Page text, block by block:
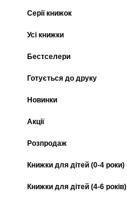
Серії книжок
Усі книжки
Бестселери
Готується до друку
Новинки
Акції
Розпродаж
Книжки для дітей (0-4 роки)
Книжки для дітей (4-6 років)